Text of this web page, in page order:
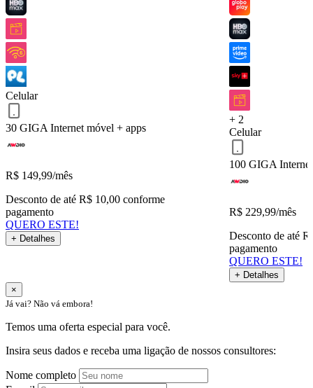
Celular
30 GIGA Internet móvel + apps
R$ 149,99/mês
Desconto de até R$ 10,00 conforme
pagamento
QUERO ESTE!
+ Detalhes
QUERO ESTE!
+ 2
Celular
100 GIGA
R$ 229,99/mês
Desconto de até
pagamento
QUERO ESTE!
+ Detalhes
×
Já vai? Não vá embora!
Temos uma oferta especial para você.
Insira seus dados e receba uma ligação de nossos consultores:
Nome completo